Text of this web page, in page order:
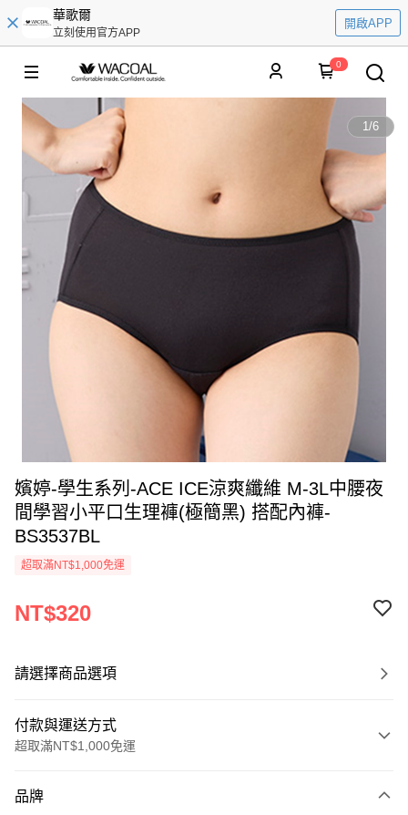
華歌爾
立刻使用官方APP
開啟APP
0
1/6
嬪婷-學生系列-ACE ICE涼爽纖維 M-3L中腰夜
間學習小平口生理褲(極簡黑) 搭配內褲-
BS3537BL
超取滿NT$1,000免運
NT$320
請選擇商品選項
付款與運送方式
超取滿NT$1,000免運
信用卡一次付款
品牌